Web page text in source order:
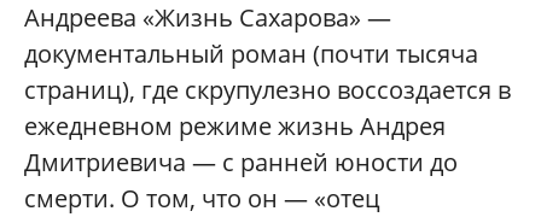
Андреева «Жизнь Сахарова» —
документальный роман (почти тысяча
страниц), где скрупулезно воссоздается в
ежедневном режиме жизнь Андрея
Дмитриевича — с ранней юности до
смерти. О том, что он — «отец